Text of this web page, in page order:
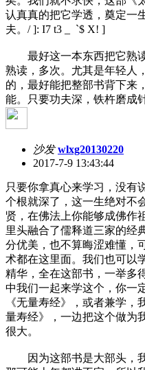
认真真的把它学透，奠定一
夫。 / ]: I7 t3 _ `$ X! ]
最好这一本东西把它熟读
熟读，多次。尤其是年轻人
的，最好能把整部书背下来
能。只要功夫深，铁杵磨成
沙发 wlxg20130220
2017-7-9 13:43:44
只要你拿真心来学习，没有
个根就深了，这一生绝对不
贤，在佛法上你能够成佛作
里头融合了儒释道三家的经
分优美，也不算晦涩难懂，
术都在这里面。我们也可以
精华，全在这部书，一举多
中我们一起来学这个，你一
《无量寿经》，或者兼学
量寿经》，一边把这个做为
很大。
因为这部书是大部头，我